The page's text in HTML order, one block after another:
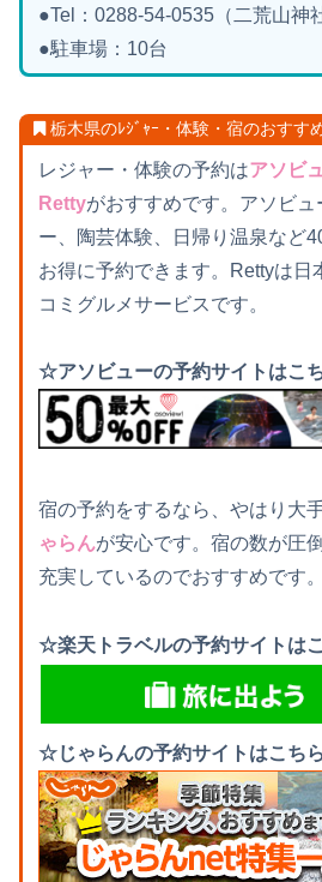
●Tel：0288-54-0535（二荒山神
●駐車場：10台
栃木県のﾚｼﾞｬｰ・体験・宿のおすす
レジャー・体験の予約はアソビ
Rettyがおすすめです。アソビ
ー、陶芸体験、日帰り温泉など
お得に予約できます。Rettyは日
コミグルメサービスです。
☆アソビューの予約サイトはこ
宿の予約をするなら、やはり大
ゃらんが安心です。宿の数が圧
充実しているのでおすすめです。
☆楽天トラベルの予約サイトは
☆じゃらんの予約サイトはこち